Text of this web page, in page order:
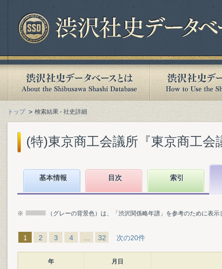
トップ 検索結果 - 社史詳細
(特)東京商工会議所『東京商工
基本情報 目次 索引
※ （グレーの背景色）は、「渋沢関係略年譜」を参考のために表
1 2 3 4 32 次の20件
年 月日